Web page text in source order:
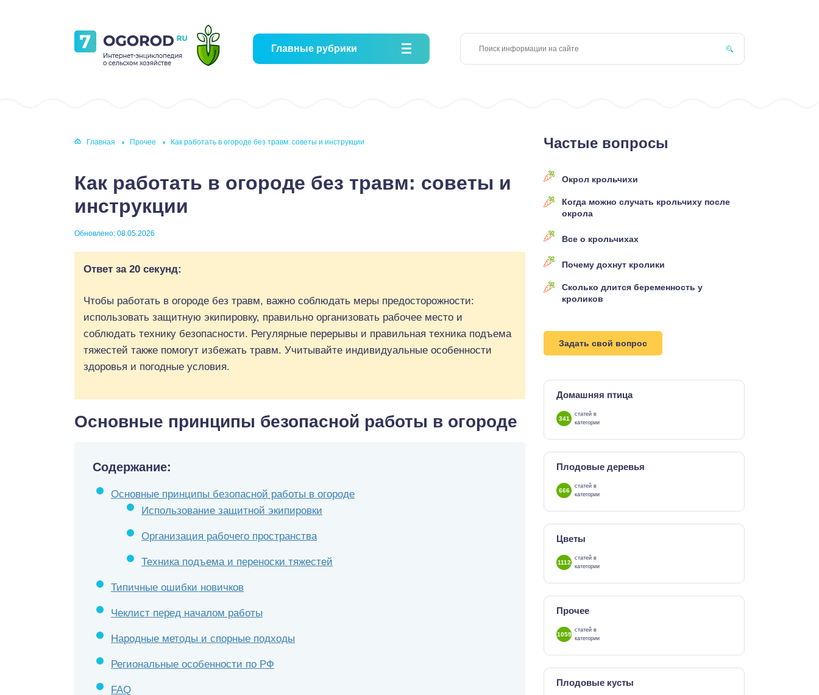
Главные рубрики
Главная Прочее Как работать в огороде без травм: советы и инструкции
Как работать в огороде без травм: советы и
инструкции
Обновлено: 08.05.2026
Ответ за 20 секунд:
Чтобы работать в огороде без травм, важно соблюдать меры предосторожности:
использовать защитную экипировку, правильно организовать рабочее место и
соблюдать технику безопасности. Регулярные перерывы и правильная техника подъема
тяжестей также помогут избежать травм. Учитывайте индивидуальные особенности
здоровья и погодные условия.
Основные принципы безопасной работы в огороде
Содержание:
Основные принципы безопасной работы в огороде
Использование защитной экипировки
Организация рабочего пространства
Техника подъема и переноски тяжестей
Типичные ошибки новичков
Чеклист перед началом работы
Народные методы и спорные подходы
Региональные особенности по РФ
FAQ
Частые вопросы
Окрол крольчихи
Когда можно случать крольчиху после
окрола
Все о крольчихах
Почему дохнут кролики
Сколько длится беременность у
кроликов
Задать свой вопрос
Домашняя птица
341
статей в
категории
Плодовые деревья
666
статей в
категории
Цветы
1112
статей в
категории
Прочее
1059
статей в
категории
Плодовые кусты